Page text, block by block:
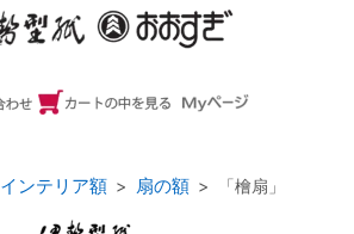
インテリア額 扇の額 「檜扇」